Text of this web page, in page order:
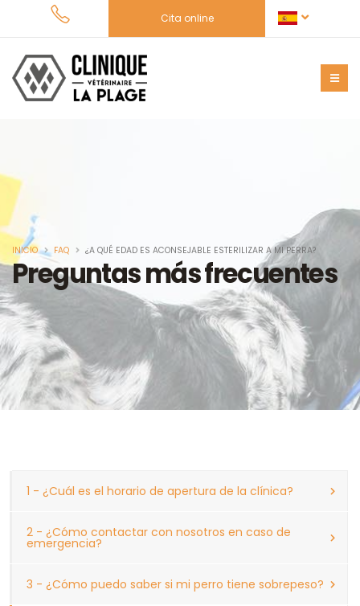
Cita online
Preguntas más frecuentes
INICIO FAQ ¿A QUÉ EDAD ES ACONSEJABLE ESTERILIZAR A MI PERRA?
1 - ¿Cuál es el horario de apertura de la clínica?
2 - ¿Cómo contactar con nosotros en caso de
emergencia?
3 - ¿Cómo puedo saber si mi perro tiene sobrepeso?